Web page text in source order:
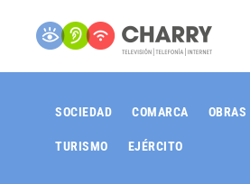
SOCIEDAD COMARCA OBRAS
TURISMO EJÉRCITO